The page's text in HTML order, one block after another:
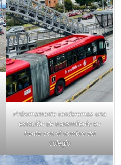
Próximamente tenderemos una
estación de transmilenio en
frente con el nombre del
colegio